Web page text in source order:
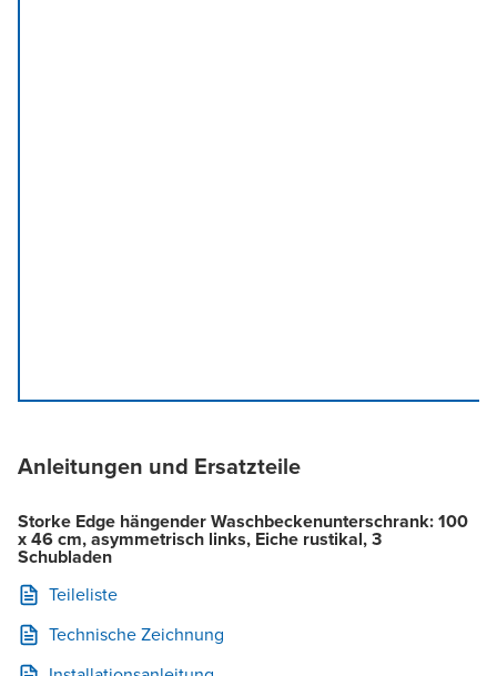
Anleitungen und Ersatzteile
Storke Edge hängender Waschbeckenunterschrank: 100
x 46 cm, asymmetrisch links, Eiche rustikal, 3
Schubladen
Teileliste
Technische Zeichnung